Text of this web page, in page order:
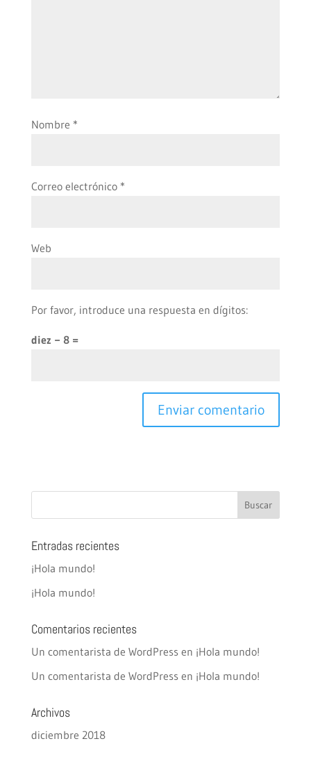
Nombre *
Correo electrónico *
Web
Por favor, introduce una respuesta en dígitos:
diez − 8 =
Entradas recientes
¡Hola mundo!
¡Hola mundo!
Comentarios recientes
Un comentarista de WordPressen ¡Hola mundo!
Un comentarista de WordPressen ¡Hola mundo!
Archivos
diciembre 2018